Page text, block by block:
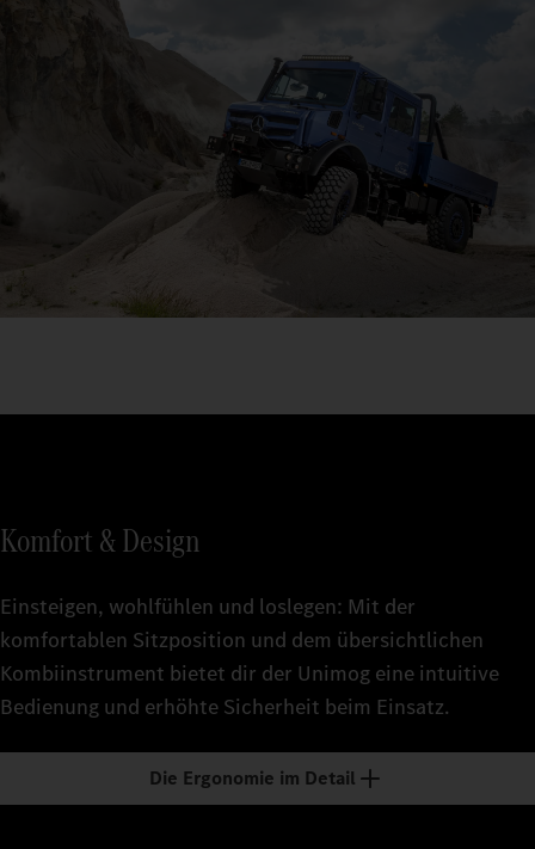
Komfort & Design
Einsteigen, wohlfühlen und loslegen: Mit der
komfortablen Sitzposition und dem übersichtlichen
Kombiinstrument bietet dir der Unimog eine intuitive
Bedienung und erhöhte Sicherheit beim Einsatz.
Die Ergonomie im Detail